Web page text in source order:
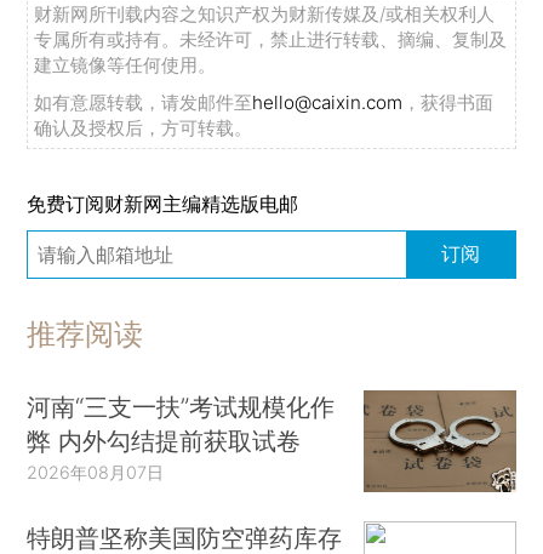
财新网所刊载内容之知识产权为财新传媒及/或相关权利人
专属所有或持有。未经许可，禁止进行转载、摘编、复制及
建立镜像等任何使用。
如有意愿转载，请发邮件至hello@caixin.com ，获得书面
确认及授权后，方可转载。
免费订阅财新网主编精选版电邮
订阅
推荐阅读
河南“三支一扶”考试规模化作
弊 内外勾结提前获取试卷
2026年08月07日
特朗普坚称美国防空弹药库存